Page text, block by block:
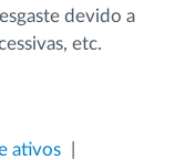
devido a
etc.
ativos